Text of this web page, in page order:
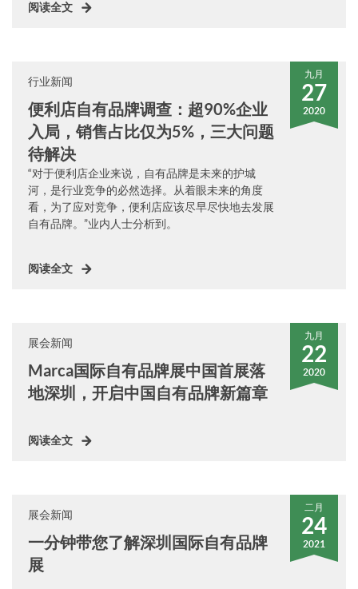
阅读全文
九月
27
2020
行业新闻
便利店自有品牌调查：超90%企业
入局，销售占比仅为5%，三大问题
待解决
“对于便利店企业来说，自有品牌是未来的护城
河，是行业竞争的必然选择。从着眼未来的角度
看，为了应对竞争，便利店应该尽早尽快地去发展
自有品牌。”业内人士分析到。
阅读全文
九月
22
2020
展会新闻
Marca国际自有品牌展中国首展落
地深圳，开启中国自有品牌新篇章
阅读全文
二月
24
2021
展会新闻
一分钟带您了解深圳国际自有品牌
展